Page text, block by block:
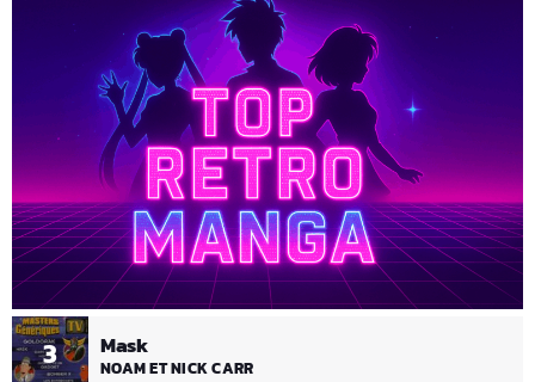
3 Mask
NOAM ET NICK CARR